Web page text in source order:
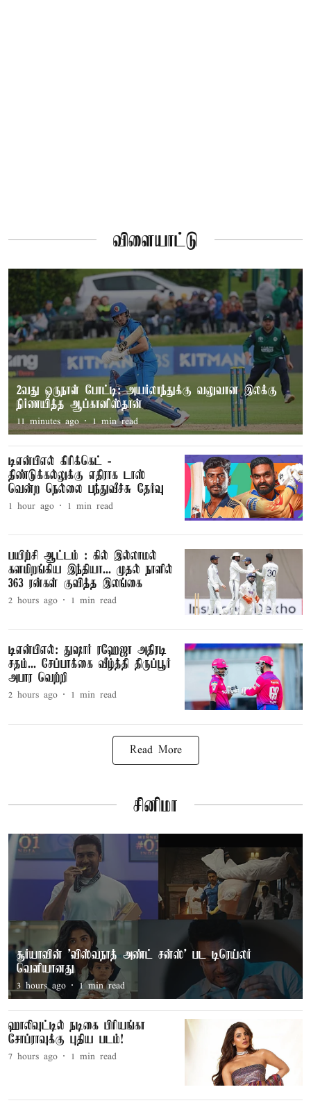
விளையாட்டு
2வது ஒருநாள் போட்டி: அயர்லாந்துக்கு வலுவான இலக்கு
நிர்ணயித்த ஆப்கானிஸ்தான்
11 minutes ago 1 min read
டிஎன்பிஎல் கிரிக்கெட் -
திண்டுக்கல்லுக்கு எதிராக டாஸ்
வென்ற நெல்லை பந்துவீச்சு தேர்வு
1 hour ago 1 min read
பயிற்சி ஆட்டம் : கில் இல்லாமல்
களமிறங்கிய இந்தியா... முதல் நாளில்
363 ரன்கள் குவித்த இலங்கை
2 hours ago 1 min read
டிஎன்பிஎல்: துஷார் ரஹேஜா அதிரடி
சதம்... சேப்பாக்கை வீழ்த்தி திருப்பூர்
அபார வெற்றி
2 hours ago 1 min read
Read More
சினிமா
சூர்யாவின் 'விஸ்வநாத் அண்ட் சன்ஸ்' பட டிரெய்லர்
வெளியானது
3 hours ago 1 min read
ஹாலிவுட்டில் நடிகை பிரியங்கா
சோப்ராவுக்கு புதிய படம்!
7 hours ago 1 min read